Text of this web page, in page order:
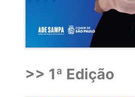
>> 1ª Edição